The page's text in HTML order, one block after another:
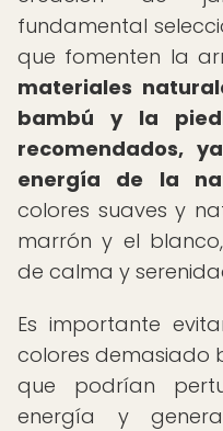
fundamental
que fomenten la
materiales
bambú y la
recomendados,
energía de la
colores suaves y
marrón y el
de calma y
Es importante
colores demasiado
que podrían
energía y